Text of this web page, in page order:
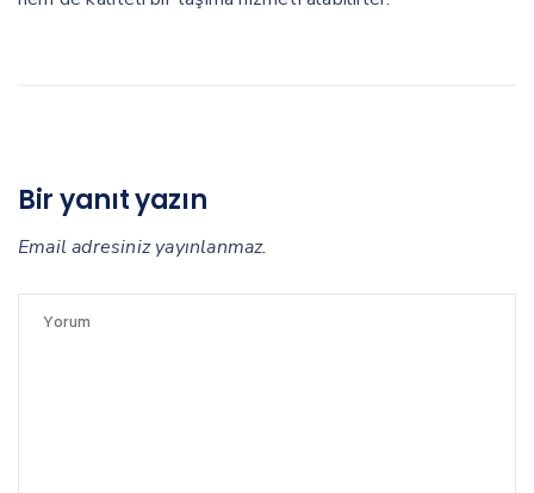
Bir yanıt yazın
Email adresiniz yayınlanmaz.